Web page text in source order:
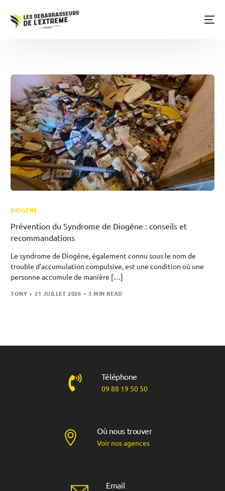
DIOGÈNE
Prévention du Syndrome de Diogène : conseils et
recommandations
Le syndrome de Diogène, également connu sous le nom de
trouble d’accumulation compulsive, est une condition où une
personne accumule de manière […]
TONY 21 JUILLET 2026 3 MIN READ
Téléphone
09 88 19 50 50
Où nous trouver
Voir nos agences
Email